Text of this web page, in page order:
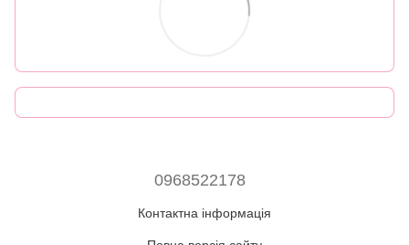
0968522178
Контактна інформація